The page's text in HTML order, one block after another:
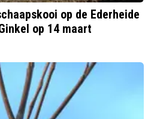
op de Ederheide
op 14 maart